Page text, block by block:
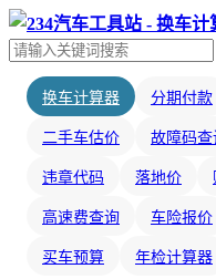
换车计算器 分期付款
二手车估价 故障码查
违章代码 落地价
高速费查询 车险报价
买车预算 年检计算器